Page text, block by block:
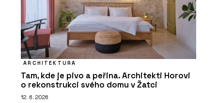
ARCHITEKTURA
Tam, kde je pivo a peřina. Architekti Horovi
o rekonstrukci svého domu v Žatci
12. 6. 2026